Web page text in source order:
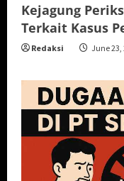
Kejagung
Terkait Kasus
Redaksi June 23,